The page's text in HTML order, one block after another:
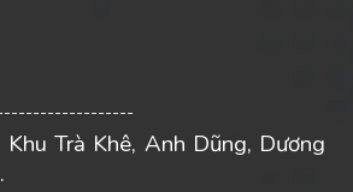
Khu Trà Khê, Anh Dũng, Dương